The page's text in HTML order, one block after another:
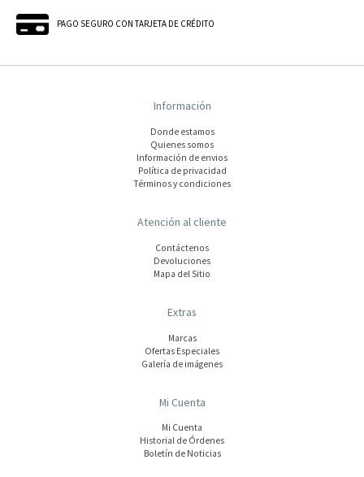
PAGO SEGURO CON TARJETA DE CRÉDITO
Información
Donde estamos
Quienes somos
Información de envios
Polí­tica de privacidad
Términos y condiciones
Atención al cliente
Contáctenos
Devoluciones
Mapa del Sitio
Extras
Marcas
Ofertas Especiales
Galería de imágenes
Mi Cuenta
Mi Cuenta
Historial de Órdenes
Boletín de Noticias